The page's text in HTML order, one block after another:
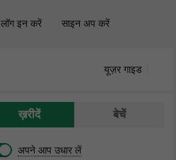
लॉग इन करें साइन अप करें
यूज़र गाइड
ख़रीदें बेचें
अपने आप उधार लें